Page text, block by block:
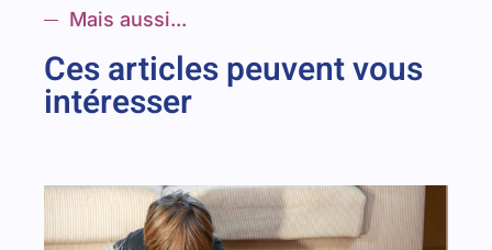
Mais aussi...
Ces articles peuvent vous
intéresser